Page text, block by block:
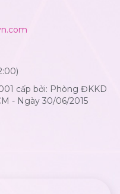
cấp bởi: Phòng ĐKKD
- Ngày 30/06/2015